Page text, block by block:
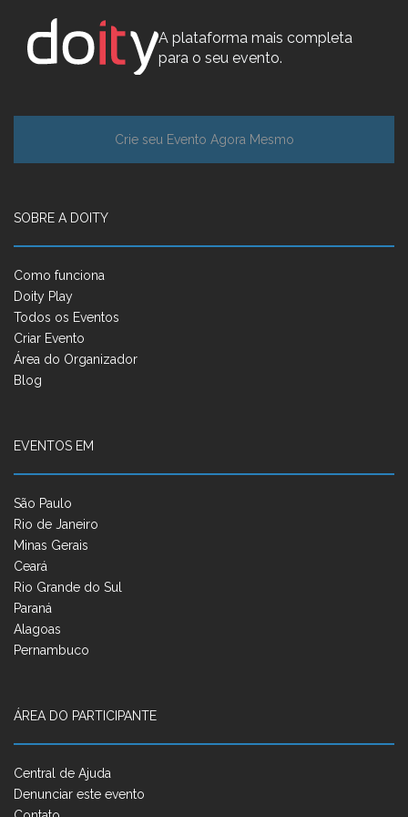
A plataforma mais completa
para o seu evento.
Crie seu Evento Agora Mesmo
SOBRE A DOITY
Como funciona
Doity Play
Todos os Eventos
Criar Evento
Área do Organizador
Blog
EVENTOS EM
São Paulo
Rio de Janeiro
Minas Gerais
Ceará
Rio Grande do Sul
Paraná
Alagoas
Pernambuco
ÁREA DO PARTICIPANTE
Central de Ajuda
Denunciar este evento